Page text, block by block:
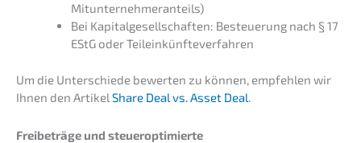
Mitunternehmeranteils)
Bei Kapital­ge­sell­schaf­ten: Besteue­rung nach § 17
EStG oder Teileinkünfteverfahren
Um die Unter­schie­de bewer­ten zu können, empfeh­len wir
Ihnen den Artikel Share Deal vs. Asset Deal.
Freibe­trä­ge und steuer­op­ti­mier­te